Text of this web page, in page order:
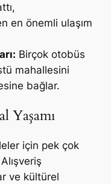
en önemli ulaşım
Birçok otobüs
mahallesini
bağlar.
Yaşamı
için pek çok
ve kültürel